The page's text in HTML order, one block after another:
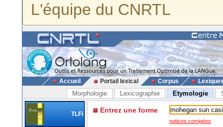
L'équipe du CNRTL
Accueil Portail lexical Corpus
Morphologie Lexicographie Etymologie
TLFi Entrez une forme
notices corrigées